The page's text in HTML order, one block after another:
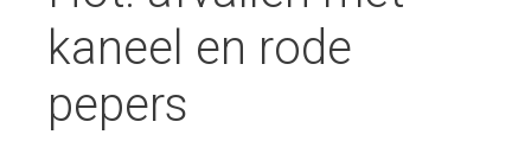
kaneel en rode
pepers